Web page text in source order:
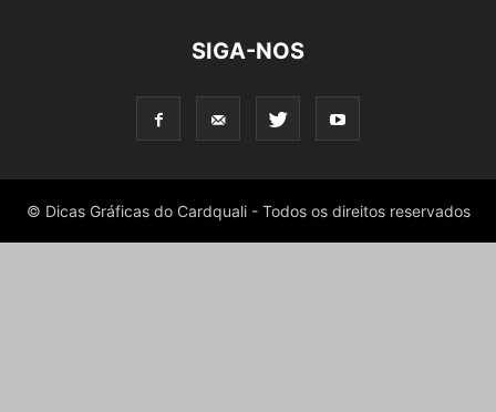
SIGA-NOS
© Dicas Gráficas do Cardquali - Todos os direitos reservados